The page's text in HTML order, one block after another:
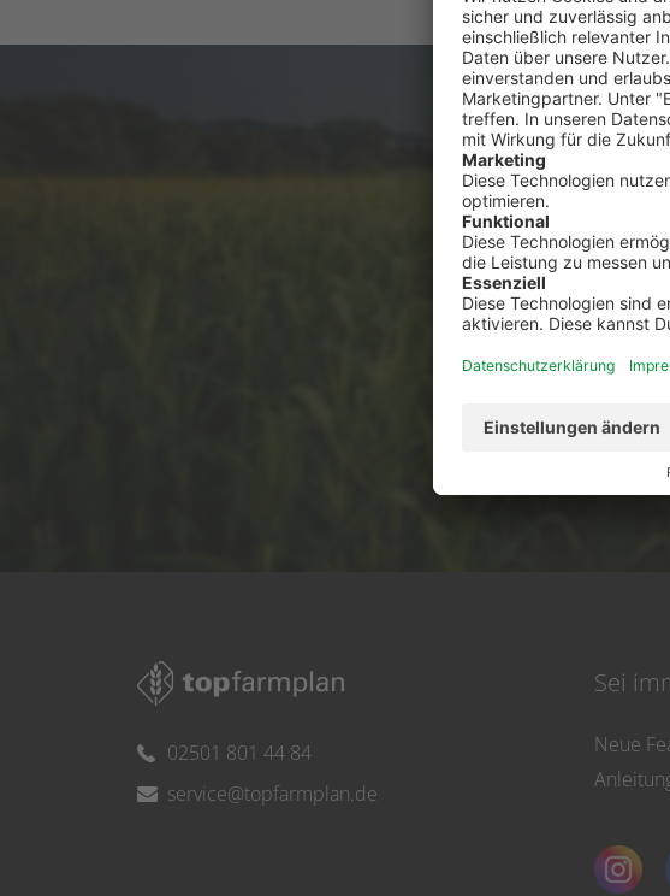
Du hast Fragen
Dann ruf
02501
Servicezeiten:
02501 801 44 84
service@topfarmplan.de
Sei
Neue